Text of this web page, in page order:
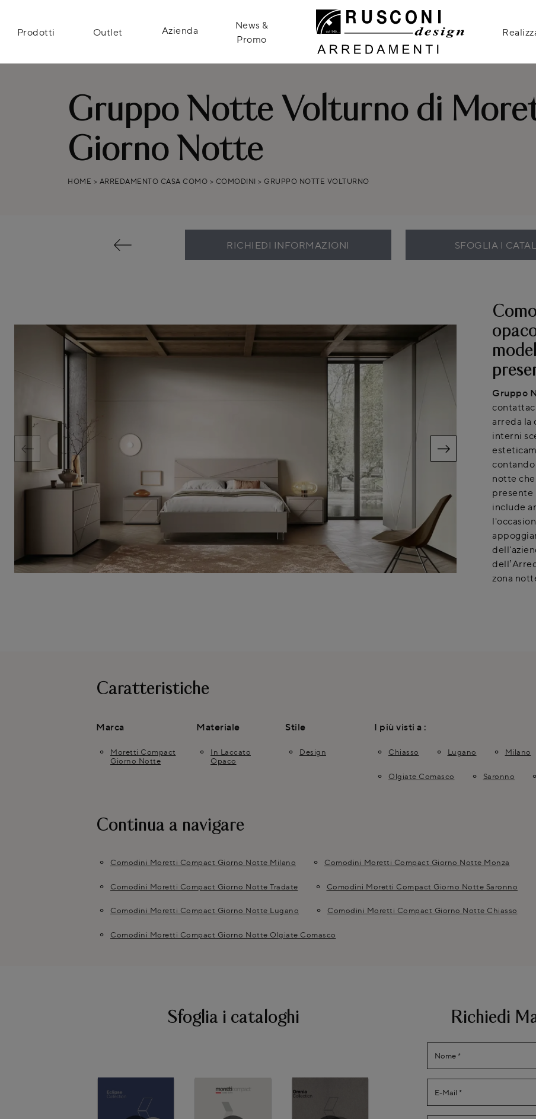
Prodotti Outlet Azienda
News &
Promo
Gruppo Notte Volturno di
Giorno Notte
HOME > ARREDAMENTO CASA COMO > COMODINI > GRUPPO NOTTE VOLTURNO
RICHIEDI INFORMAZIONI SFOGLIA I
Gruppo
arreda la
interni
notte
presente
include
zona
Caratteristiche
Marca
Moretti Compact
Giorno Notte
Materiale
In Laccato
Opaco
Stile
Design
I più visti a :
Chiasso Lugano Milano
Olgiate Comasco Saronno
Continua a navigare
Comodini Moretti Compact Giorno Notte Milano Comodini Moretti Compact Giorno Notte Monza
Comodini Moretti Compact Giorno Notte Tradate Comodini Moretti Compact Giorno Notte Saronno
Comodini Moretti Compact Giorno Notte Lugano Comodini Moretti Compact Giorno Notte Chiasso
Comodini Moretti Compact Giorno Notte Olgiate Comasco
Sfoglia i cataloghi Richiedi